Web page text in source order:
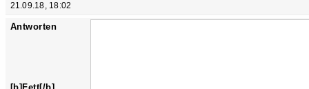
21.09.18, 18:02
Antworten